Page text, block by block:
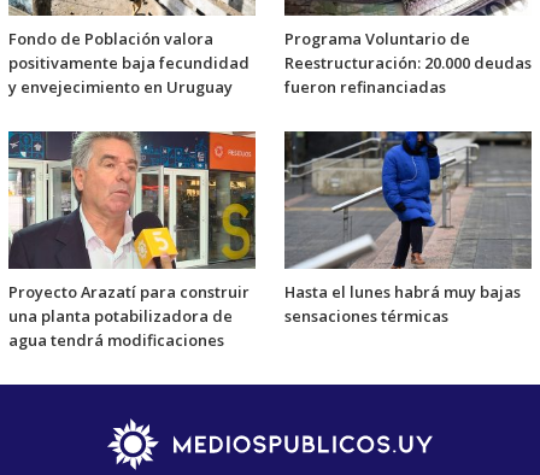
Fondo de Población valora
positivamente baja fecundidad
y envejecimiento en Uruguay
Programa Voluntario de
Reestructuración: 20.000 deudas
fueron refinanciadas
Proyecto Arazatí para construir
una planta potabilizadora de
agua tendrá modificaciones
Hasta el lunes habrá muy bajas
sensaciones térmicas